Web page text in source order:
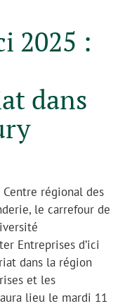
2025 :
dans
régional des
le carrefour de
Entreprises d’ici
dans la région
et les
lieu le mardi 11